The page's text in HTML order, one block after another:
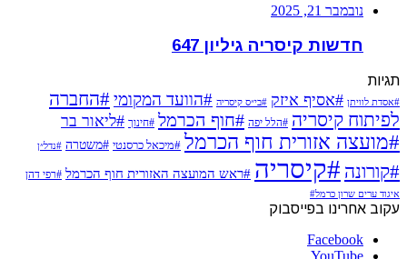
נובמבר 21, 2025
חדשות קיסריה גיליון 647
תגיות
#אסדת לוויתן #אסיף איזק #בי״ס קיסריה #הוועד המקומי#החברה
לפיתוח קיסריה #הלל יפה #חוף הכרמל #חינוך #ליאור בר
#מועצה אזורית חוף הכרמל #מיכאל כרסנטי #משטרה #נדל״ן
#קורונה #קיסריה #ראש המועצה האזורית חוף הכרמל #רפי דהן
איגוד ערים שרון כרמל#
עקוב אחרינו בפייסבוק
Facebook
YouTube